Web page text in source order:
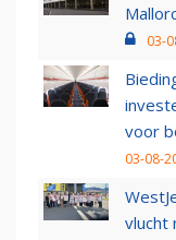
03-
voor
03-08-
vlucht